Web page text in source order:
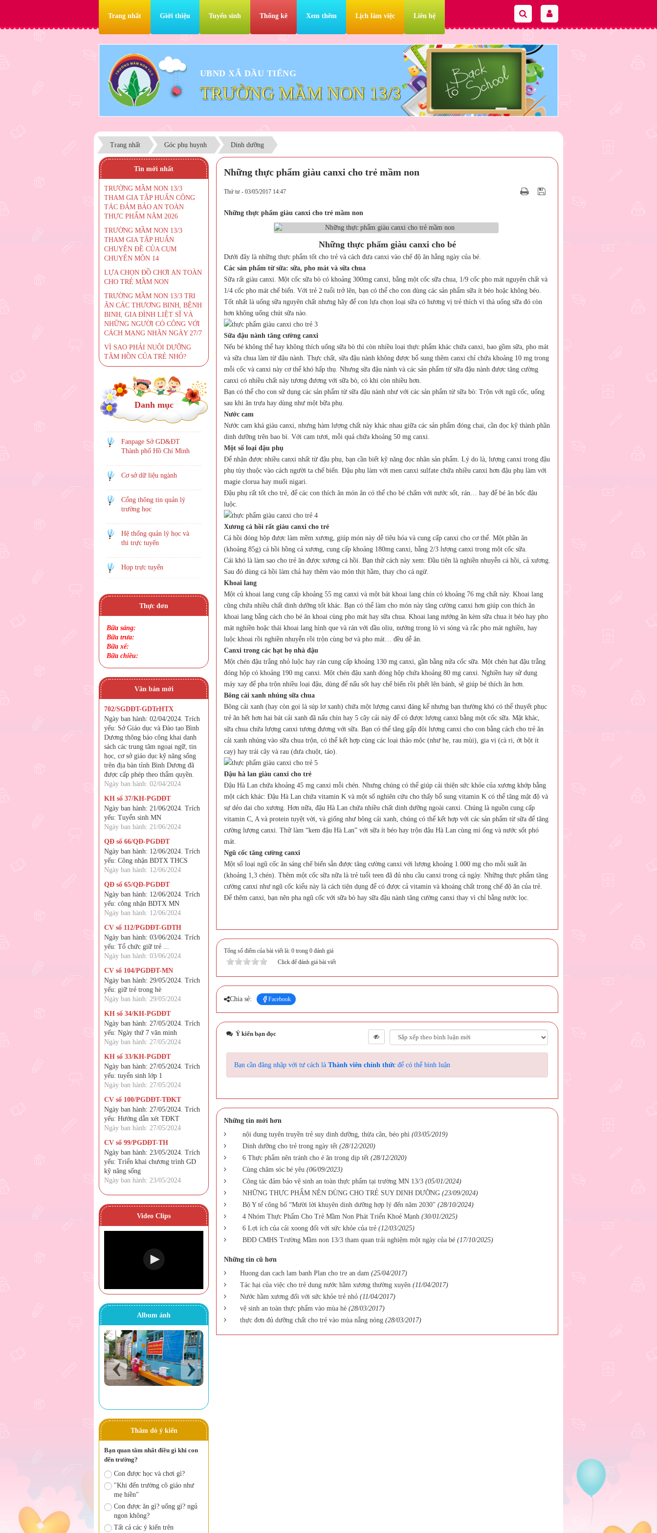
Trang nhất Giới thiệu Tuyển sinh Thống kê Xem thêm Lịch làm việc Liên hệ
UBND XÃ DẦU TIẾNG
TRƯỜNG MẦM NON 13/3
Trang nhất Góc phụ huynh Dinh dưỡng
Những thực phẩm giàu canxi cho trẻ mầm non
Thứ tư - 03/05/2017 14:47
Những thực phẩm giàu canxi cho trẻ mầm non
Những thực phẩm giàu canxi cho bé
Dưới đây là những thực phẩm tốt cho trẻ và cách đưa canxi vào chế độ ăn hằng ngày của bé.
Các sản phẩm từ sữa: sữa, pho mát và sữa chua
Sữa rất giàu canxi. Một cốc sữa bò có khoảng 300mg canxi, bằng một cốc sữa chua, 1/9 cốc pho mát nguyên chất và
1/4 cốc pho mát chế biến. Với trẻ 2 tuổi trở lên, bạn có thể cho con dùng các sản phẩm sữa ít béo hoặc không béo.
Tốt nhất là uống sữa nguyên chất nhưng hãy để con lựa chọn loại sữa có hương vị trẻ thích vì thà uống sữa đó còn
hơn không uống chút sữa nào.
Sữa đậu nành tăng cường canxi
Nếu bé không thể hay không thích uống sữa bò thì còn nhiều loại thực phẩm khác chứa canxi, bao gồm sữa, pho mát
và sữa chua làm từ đậu nành. Thực chất, sữa đậu nành không được bổ sung thêm canxi chỉ chứa khoảng 10 mg trong
mỗi cốc và canxi này cơ thể khó hấp thụ. Nhưng sữa đậu nành và các sản phẩm từ sữa đậu nành được tăng cường
canxi có nhiều chất này tương đương với sữa bò, có khi còn nhiều hơn.
Bạn có thể cho con sử dụng các sản phẩm từ sữa đậu nành như với các sản phẩm từ sữa bò: Trộn với ngũ cốc, uống
sau khi ăn trưa hay dùng như một bữa phụ.
Nước cam
Nước cam khá giàu canxi, nhưng hàm lượng chất này khác nhau giữa các sản phẩm đóng chai, cần đọc kỹ thành phần
dinh dưỡng trên bao bì. Với cam tươi, mỗi quả chứa khoảng 50 mg canxi.
Một số loại đậu phụ
Để nhận được nhiều canxi nhất từ đậu phụ, bạn cần biết kỹ năng đọc nhãn sản phẩm. Lý do là, lượng canxi trong đậu
phụ tùy thuộc vào cách người ta chế biến. Đậu phụ làm với men canxi sulfate chứa nhiều canxi hơn đậu phụ làm với
magie clorua hay muối nigari.
Đậu phụ rất tốt cho trẻ, để các con thích ăn món ăn có thể cho bé chấm với nước sốt, rán… hay để bé ăn bốc đậu
luộc.
Xương cá hồi rất giàu canxi cho trẻ
Cá hồi đóng hộp được làm mềm xương, giúp món này dễ tiêu hóa và cung cấp canxi cho cơ thể. Một phần ăn
(khoảng 85g) cá hồi hồng cả xương, cung cấp khoảng 180mg canxi, bằng 2/3 lượng canxi trong một cốc sữa.
Cái khó là làm sao cho trẻ ăn được xương cá hồi. Bạn thử cách này xem: Đầu tiên là nghiền nhuyễn cá hồi, cả xương.
Sau đó dùng cá hồi làm chả hay thêm vào món thịt hầm, thay cho cá ngừ.
Khoai lang
Một củ khoai lang cung cấp khoảng 55 mg canxi và một bát khoai lang chín có khoảng 76 mg chất này. Khoai lang
cũng chứa nhiều chất dinh dưỡng tốt khác. Bạn có thể làm cho món này tăng cường canxi hơn giúp con thích ăn
khoai lang bằng cách cho bé ăn khoai cùng pho mát hay sữa chua. Khoai lang nướng ăn kèm sữa chua ít béo hay pho
mát nghiền hoặc thái khoai lang hình que và rán với dầu oliu, nướng trong lò vi sóng và rắc pho mát nghiền, hay
luộc khoai rồi nghiền nhuyễn rồi trộn cùng bơ và pho mát… đều dễ ăn.
Canxi trong các hạt họ nhà đậu
Một chén đậu trắng nhỏ luộc hay rán cung cấp khoảng 130 mg canxi, gần bằng nửa cốc sữa. Một chén hạt đậu trắng
đóng hộp có khoảng 190 mg canxi. Một chén đậu xanh đóng hộp chứa khoảng 80 mg canxi. Nghiền hay sử dụng
máy xay để pha trộn nhiều loại đậu, dùng để nấu sốt hay chế biến rồi phết lên bánh, sẽ giúp bé thích ăn hơn.
Bông cải xanh nhúng sữa chua
Bông cải xanh (hay còn gọi là súp lơ xanh) chứa một lượng canxi đáng kể nhưng bạn thường khó có thể thuyết phục
trẻ ăn hết hơn hai bát cải xanh đã nấu chín hay 5 cây cải này để có được lượng canxi bằng một cốc sữa. Mặt khác,
sữa chua chứa lượng canxi tương đương với sữa. Bạn có thể tăng gấp đôi lượng canxi cho con bằng cách cho trẻ ăn
cải xanh nhúng vào sữa chua trộn, có thể kết hợp cùng các loại thảo mộc (như hẹ, rau mùi), gia vị (cà ri, ớt bột ít
cay) hay trái cây và rau (dưa chuột, táo).
Đậu hà lan giàu canxi cho trẻ
Đậu Hà Lan chứa khoảng 45 mg canxi mỗi chén. Nhưng chúng có thể giúp cải thiện sức khỏe của xương khớp bằng
một cách khác: Đậu Hà Lan chứa vitamin K và một số nghiên cứu cho thấy bổ sung vitamin K có thể tăng mật độ và
sự dẻo dai cho xương. Hơn nữa, đậu Hà Lan chứa nhiều chất dinh dưỡng ngoài canxi. Chúng là nguồn cung cấp
vitamin C, A và protein tuyệt vời, và giống như bông cải xanh, chúng có thể kết hợp với các sản phẩm từ sữa để tăng
cường lượng canxi. Thử làm “kem đậu Hà Lan” với sữa ít béo hay trộn đậu Hà Lan cùng mì ống và nước sốt phó
mát.
Ngũ cốc tăng cường canxi
Một số loại ngũ cốc ăn sáng chế biến sẵn được tăng cường canxi với lượng khoảng 1.000 mg cho mỗi suất ăn
(khoảng 1,3 chén). Thêm một cốc sữa nữa là trẻ tuổi teen đã đủ nhu cầu canxi trong cả ngày. Những thực phẩm tăng
cường canxi như ngũ cốc kiểu này là cách tiện dụng để có được cả vitamin và khoáng chất trong chế độ ăn của trẻ.
Để thêm canxi, bạn nên pha ngũ cốc với sữa bò hay sữa đậu nành tăng cường canxi thay vì chỉ bằng nước lọc.
Tổng số điểm của bài viết là: 0 trong 0 đánh giá
Click để đánh giá bài viết
Chia sẻ: Facebook
Ý kiến bạn đọc
Bạn cần đăng nhập với tư cách là Thành viên chính thức để có thể bình luận
Những tin mới hơn
nội dung tuyên truyền trẻ suy dinh dưỡng, thừa cân, béo phì (03/05/2019)
Dinh dưỡng cho trẻ trong ngày tết (28/12/2020)
6 Thực phẩm nên tránh cho é ăn trong dịp tết (28/12/2020)
Cùng chăm sóc bé yêu (06/09/2023)
Công tác đảm bảo vệ sinh an toàn thực phẩm tại trường MN 13/3 (05/01/2024)
NHỮNG THỰC PHẨM NÊN DÙNG CHO TRẺ SUY DINH DƯỠNG (23/09/2024)
Bộ Y tế công bố “Mười lời khuyên dinh dưỡng hợp lý đến năm 2030" (28/10/2024)
4 Nhóm Thực Phẩm Cho Trẻ Mầm Non Phát Triển Khoẻ Mạnh (30/01/2025)
6 Lợi ích của cải xoong đối với sức khỏe của trẻ (12/03/2025)
BĐD CMHS Trường Mầm non 13/3 tham quan trải nghiệm một ngày của bé (17/10/2025)
Những tin cũ hơn
Huong dan cach lam banh Plan cho tre an dam (25/04/2017)
Tác hại của việc cho trẻ dung nước hầm xương thường xuyên (11/04/2017)
Nước hầm xương đối với sức khỏe trẻ nhỏ (11/04/2017)
vệ sinh an toàn thực phẩm vào mùa hè (28/03/2017)
thực đơn đủ dưỡng chất cho trẻ vào mùa nắng nóng (28/03/2017)
Tin mới nhất
TRƯỜNG MẦM NON 13/3
THAM GIA TẬP HUẤN CÔNG
TÁC ĐẢM BẢO AN TOÀN
THỰC PHẨM NĂM 2026
TRƯỜNG MẦM NON 13/3
THAM GIA TẬP HUẤN
CHUYÊN ĐỀ CỦA CỤM
CHUYÊN MÔN 14
LỰA CHỌN ĐỒ CHƠI AN TOÀN
CHO TRẺ MẦM NON
TRƯỜNG MẦM NON 13/3 TRI
ÂN CÁC THƯƠNG BINH, BỆNH
BINH, GIA ĐÌNH LIỆT SĨ VÀ
NHỮNG NGƯỜI CÓ CÔNG VỚI
CÁCH MẠNG NHÂN NGÀY 27/7
VÌ SAO PHẢI NUÔI DƯỠNG
TÂM HỒN CỦA TRẺ NHỎ?
Danh mục
Fanpage Sở GD&ĐT
Thành phố Hồ Chí Minh
Cơ sở dữ liệu ngành
Cổng thông tin quản lý
trường học
Hệ thống quản lý học và
thi trực tuyến
Họp trực tuyến
Thực đơn
Bữa sáng:
Bữa trưa:
Bữa xế:
Bữa chiều:
Văn bản mới
702/SGDĐT-GDTrHTX
Ngày ban hành: 02/04/2024. Trích
yếu: Sở Giáo dục và Đào tạo Bình
Dương thông báo công khai danh
sách các trung tâm ngoại ngữ, tin
học, cơ sở giáo dục kỹ năng sống
trên địa bàn tỉnh Bình Dương đã
được cấp phép theo thẩm quyền.
Ngày ban hành: 02/04/2024
KH số 37/KH-PGDĐT
Ngày ban hành: 21/06/2024. Trích
yếu: Tuyển sinh MN
Ngày ban hành: 21/06/2024
QĐ số 66/QĐ-PGDĐT
Ngày ban hành: 12/06/2024. Trích
yếu: Công nhận BDTX THCS
Ngày ban hành: 12/06/2024
QĐ số 65/QĐ-PGDĐT
Ngày ban hành: 12/06/2024. Trích
yếu: công nhận BDTX MN
Ngày ban hành: 12/06/2024
CV số 112/PGDĐT-GDTH
Ngày ban hành: 03/06/2024. Trích
yếu: Tổ chức giữ trẻ ...
Ngày ban hành: 03/06/2024
CV số 104/PGDĐT-MN
Ngày ban hành: 29/05/2024. Trích
yếu: giữ trẻ trong hè
Ngày ban hành: 29/05/2024
KH số 34/KH-PGDĐT
Ngày ban hành: 27/05/2024. Trích
yếu: Ngày thứ 7 văn minh
Ngày ban hành: 27/05/2024
KH số 33/KH-PGDĐT
Ngày ban hành: 27/05/2024. Trích
yếu: tuyển sinh lớp 1
Ngày ban hành: 27/05/2024
CV số 100/PGDĐT-TĐKT
Ngày ban hành: 27/05/2024. Trích
yếu: Hướng dẫn xét TĐKT
Ngày ban hành: 27/05/2024
CV số 99/PGDĐT-TH
Ngày ban hành: 23/05/2024. Trích
yếu: Triển khai chương trình GD
kỹ năng sống
Ngày ban hành: 23/05/2024
Video Clips
Album ảnh
Thăm dò ý kiến
Bạn quan tâm nhất điều gì khi con
đến trường?
Con được học và chơi gì?
"Khi đến trường cô giáo như
mẹ hiền"
Con được ăn gì? uống gì? ngủ
ngon không?
Tất cả các ý kiến trên